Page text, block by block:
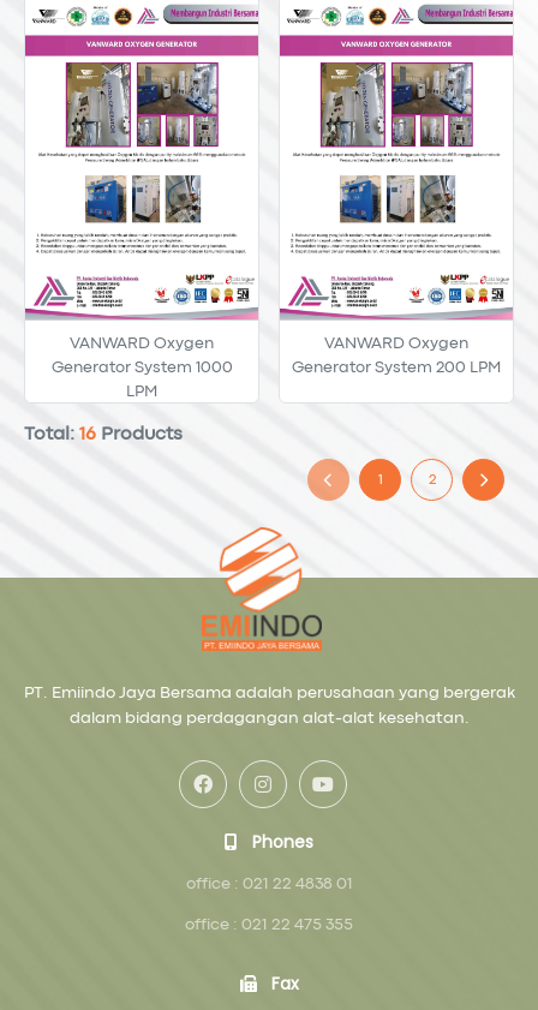
With Bedhead
VANWARD Oxygen
Generator System 1000
LPM
VANWARD Oxygen
Generator System 200 LPM
Total: 16 Products
1 2
PT. Emiindo Jaya Bersama adalah perusahaan yang bergerak
dalam bidang perdagangan alat-alat kesehatan.
Phones
office : 021 22 4838 01
office : 021 22 475 355
Fax